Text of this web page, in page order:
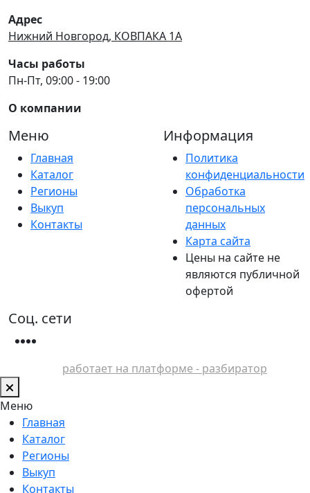
Адрес
Нижний Новгород, КОВПАКА 1А
Часы работы
Пн-Пт, 09:00 - 19:00
О компании
Меню
Главная
Каталог
Регионы
Выкуп
Контакты
Информация
Политика
конфиденциальности
Обработка
персональных
данных
Карта сайта
Цены на сайте не
являются публичной
офертой
Соц. сети
работает на платформе - разбиратор
Меню
Главная
Каталог
Регионы
Выкуп
Контакты